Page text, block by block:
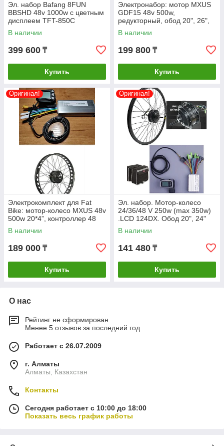
Эл. набор Bafang 8FUN
BBSHD 48v 1000w с цветным
дисплеем TFT-850C
кареточный на велосипед.68-
73 мм.
В наличии
399 600 ₸
Купить
Электронабор: мотор MXUS
GDF15 48v 500w,
редукторный, обод 20", 26",
27.5", 28''
В наличии
199 800 ₸
Купить
Оригинал!
Электрокомплект для Fat
Bike: мотор-колесо MXUS 48v
500w 20*4”, контроллер 48
500w, дисплей LCD S5 с
курком
В наличии
189 000 ₸
Купить
Оригинал!
Эл. набор. Мотор-колесо
24/36/48 V 250w (max 350w)
.LCD 124DX. Обод 20", 24"
26, 27.5", 28". Без аккум.
В наличии
141 480 ₸
Купить
О нас
Рейтинг не сформирован
Менее 5 отзывов за последний год
Работает с 26.07.2009
г. Алматы
Алматы, Казахстан
Контакты
Сегодня работает с 10:00 до 18:00
Показать весь график работы